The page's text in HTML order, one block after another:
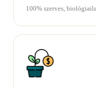
100% szerves,